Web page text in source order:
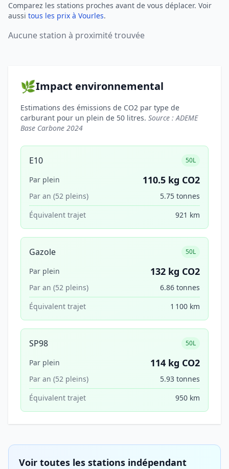
Comparez les stations proches avant de vous déplacer. Voir
aussi tous les prix à Vourles.
Aucune station à proximité trouvée
🌿Impact environnemental
Estimations des émissions de CO2 par type de
carburant pour un plein de 50 litres. Source : ADEME
Base Carbone 2024
E10 50L
Par plein 110.5 kg CO2
Par an (52 pleins)
5.75 tonnes
Équivalent trajet
921 km
Gazole 50L
Par plein 132 kg CO2
Par an (52 pleins)
6.86 tonnes
Équivalent trajet
1 100 km
SP98 50L
Par plein 114 kg CO2
Par an (52 pleins)
5.93 tonnes
Équivalent trajet
950 km
Voir toutes les stations indépendant